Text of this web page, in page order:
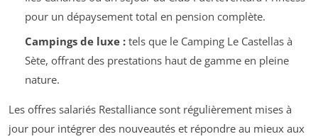
pour un dépaysement total en pension complète.
Campings de luxe :tels que le Camping Le Castellas à
Sète, offrant des prestations haut de gamme en pleine
nature.
Les offres salariés Restalliance sont régulièrement mises à
jour pour intégrer des nouveautés et répondre au mieux aux